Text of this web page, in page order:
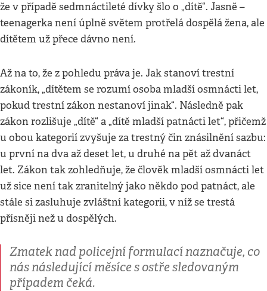
že v případě sedmnáctileté dívky šlo o „dítě“. Jasně –
teenagerka není úplně světem protřelá dospělá žena, ale
dítětem už přece dávno není.
Až na to, že z pohledu práva je. Jak stanoví trestní
zákoník, „dítětem se rozumí osoba mladší osmnácti let,
pokud trestní zákon nestanoví jinak“. Následně pak
zákon rozlišuje „dítě“ a „dítě mladší patnácti let“, přičemž
u obou kategorií zvyšuje za trestný čin znásilnění sazbu:
u první na dva až deset let, u druhé na pět až dvanáct
let. Zákon tak zohledňuje, že člověk mladší osmnácti let
už sice není tak zranitelný jako někdo pod patnáct, ale
stále si zasluhuje zvláštní kategorii, v níž se trestá
přísněji než u dospělých.
Zmatek nad policejní formulací naznačuje, co
nás následující měsíce s ostře sledovaným
případem čeká.